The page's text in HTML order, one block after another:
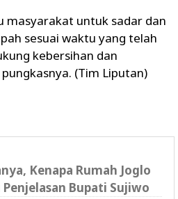
masyarakat untuk sadar dan
sesuai waktu yang telah
kebersihan dan
(Tim Liputan)
Kenapa Rumah Joglo
Bupati Sujiwo